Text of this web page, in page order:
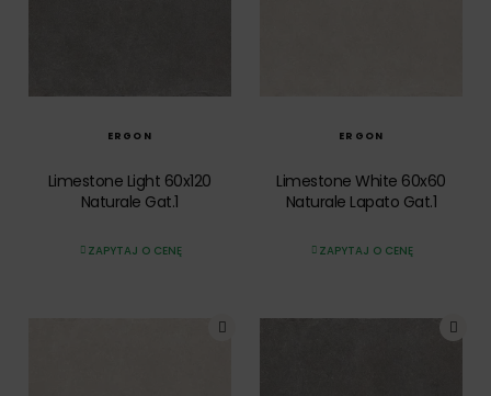
ERGON
Limestone Light 60x120
Naturale Gat.1
ZAPYTAJ O CENĘ
SZYBKI PODGLĄD
ERGON
Limestone White 60x60
Naturale Lapato Gat.1
ZAPYTAJ O CENĘ